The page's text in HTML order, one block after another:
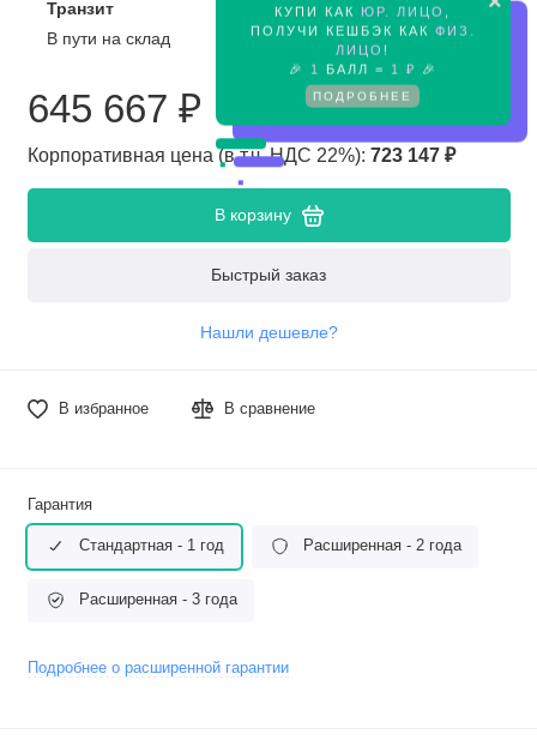
КУПИ КАК ЮР. ЛИЦО
ПОЛУЧИ КЕШБЭК КАК ФИЗ.
ЛИЦО !
🎉
1 БАЛЛ = 1 ₽ 🎉
ПОДРОБНЕЕ
Транзит
Предзаказ
В пути на склад
645 667 ₽
Корпоративная цена (в т.ч. НДС 22%): 723 147 ₽
В корзину
Быстрый заказ
Нашли дешевле?
В избранное В сравнение
Гарантия
Стандартная - 1 год Расширенная - 2 года
Расширенная - 3 года
Подробнее о расширенной гарантии